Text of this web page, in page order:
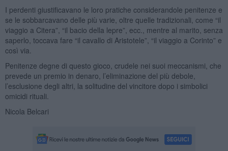
I perdenti giustificavano le loro pratiche considerandole penitenze e
se le sobbarcavano delle più varie, oltre quelle tradizionali, come “il
viaggio a Citera”, “il bacio della lepre”, ecc., mentre al marito, senza
saperlo, toccava fare “il cavallo di Aristotele”, “il viaggio a Corinto” e
così via.
Penitenze degne di questo gioco, crudele nei suoi meccanismi, che
prevede un premio in denaro, l’eliminazione del più debole,
l’esclusione degli altri, la solitudine del vincitore dopo i simbolici
omicidi rituali.
Nicola Belcari